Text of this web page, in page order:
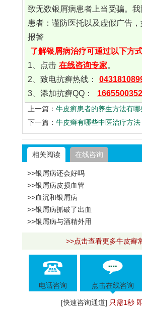
致无数银屑病患者上当受骗。
患者：谨防医托以及虚假广告
报警
了解银屑病治疗可通过以下方式
1、点击 在线咨询专家。
2、致电抗癣热线：
3、添加抗癣QQ：
1665500352
上一篇： 牛皮癣患者的养生方法有哪
下一篇： 牛皮癣有哪些中医治疗方法
相关阅读 在线咨询
>>银屑病还会好吗
>>银屑病皮损血管
>>血沉和银屑病
>>银屑病抓破了出血
>>银屑病与酒精外用
>>点击查看更多牛皮癣
电话咨询 点击在线咨询
[快速咨询通道] 只需1秒